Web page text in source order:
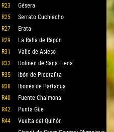
R23
Gésera
R25
Serrato Cuchiecho
R27
Erata
R29
La Ralla de Rapún
R31
Valle de Asieso
R33
Dolmen de Sana Elena
R35
Ibón de Piedrafita
R38
Ibones de Partacua
R40
Fuente Chaimona
R42
Punta Güe
R44 Vuelta del Quiñón